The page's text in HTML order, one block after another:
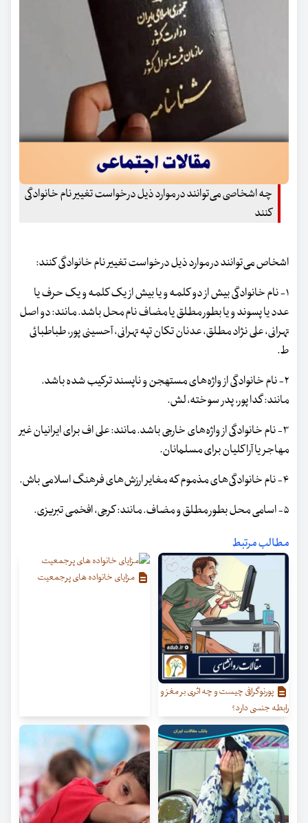
چه اشخاصی می‌توانند در موارد ذیل درخواست تغییر نام خانوادگی
کنند
اشخاص می‌توانند در موارد ذیل درخواست تغییر نام خانوادگی کنند:
۱- نام خانوادگی بیش از دو کلمه و یا بیش از یک کلمه و یک حرف یا
عدد یا پسوند و یا بطور مطلق یا مضاف نام محل باشد. مانند: دو اصل
تهرانی، علی نژاد مطلق، عدنان تکان تپه تهرانی، آحسینی پور، طباطبائی
ط.
۲- نام خانوادگی از واژه‌های مستهجن و ناپسند ترکیب شده باشد.
مانند: گدا پور، پدر سوخته، لش.
۳- نام خانوادگی از واژه‌های خارجی باشد. مانند: علی اف برای ایرانیان غیر
مهاجر یا آراکلیان برای مسلمانان.
۴- نام خانوادگی‌های مذموم که مغایر ارزش‌های فرهنگ اسلامی باش.
۵- اسامی محل بطور مطلق و مضاف. مانند: کرجی، افخمی تبریزی.
مطالب مرتبط
پورنوگرافی چیست و چه اثری بر مغز و
رابطه جنسی دارد؟
مزایای خانواده های پرجمعیت